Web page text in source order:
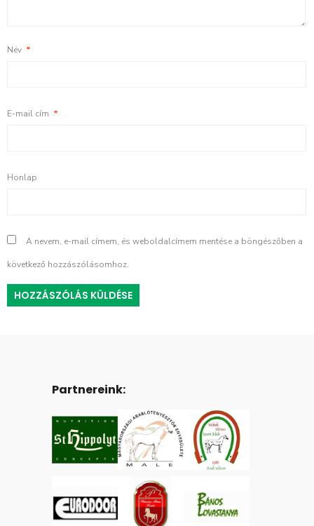
Név *
E-mail cím *
Honlap
A nevem, e-mail címem, és weboldalcímem mentése a böngészőben a
következő hozzászólásomhoz.
Partnereink: